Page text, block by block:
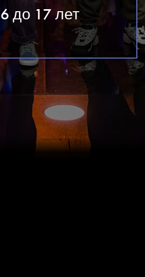
до 17 лет